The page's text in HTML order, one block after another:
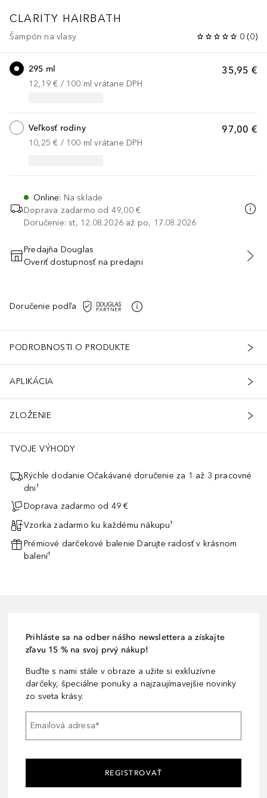
CLARITY HAIRBATH
Šampón na vlasy 0 (0)
35,95 €
295 ml
12,19 € / 100 ml vrátane DPH
97,00 €
Veľkosť rodiny
10,25 € / 100 ml vrátane DPH
Online: Na sklade
Doprava zadarmo od 49,00 €
Doručenie: st, 12.08.2026 až po, 17.08.2026
PRIDAŤ DO KOŠÍKA
Predajňa Douglas
Overiť dostupnosť na predajni
Doručenie podľa
PODROBNOSTI O PRODUKTE
APLIKÁCIA
ZLOŽENIE
TVOJE VÝHODY
Rýchle dodanie Očakávané doručenie za 1 až 3 pracovné
dni¹
Doprava zadarmo od 49 €
Vzorka zadarmo ku každému nákupu¹
Prémiové darčekové balenie Darujte radosť v krásnom
balení¹
Prihláste sa na odber nášho newslettera a získajte
zľavu 15 % na svoj prvý nákup!
Buďte s nami stále v obraze a užite si exkluzívne
darčeky, špeciálne ponuky a najzaujímavejšie novinky
zo sveta krásy.
Emailová adresa*
REGISTROVAŤ